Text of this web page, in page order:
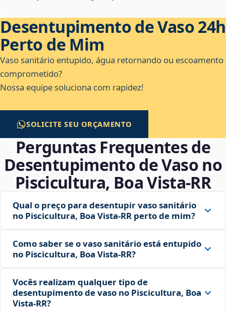
Desentupimento de Vaso 24h
Perto de Mim
Vaso sanitário entupido, água retornando ou escoamento
comprometido?
Nossa equipe soluciona com rapidez!
SOLICITE SEU ORÇAMENTO
Perguntas Frequentes de
Desentupimento de Vaso no
Piscicultura, Boa Vista‑RR
Qual o preço para desentupir vaso sanitário
no Piscicultura, Boa Vista‑RR perto de mim?
Como saber se o vaso sanitário está entupido
no Piscicultura, Boa Vista‑RR?
Vocês realizam qualquer tipo de
desentupimento de vaso no Piscicultura, Boa
Vista‑RR?